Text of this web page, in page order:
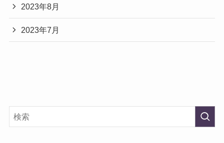
2023年8月
2023年7月